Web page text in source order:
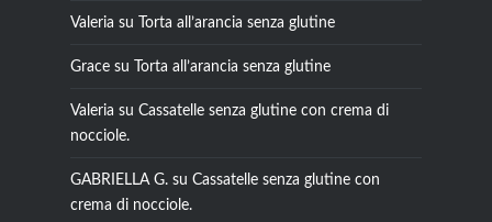
Valeria su Torta all’arancia senza glutine
Gracesu Torta all’arancia senza glutine
Valeria su Cassatelle senza glutine con crema di
nocciole.
GABRIELLA G.su Cassatelle senza glutine con
crema di nocciole.